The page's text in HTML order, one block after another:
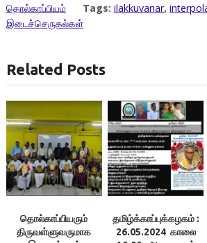
தொல்காப்பியம்
Tags: ilakkuvanar,
இடைச்செருகல்கள்
Related Posts
தொல்காப்பியரும்
திருவள்ளுவருமாக
தமிழ்க்காப்புக்கழகம் :
26.05.2024 காலை